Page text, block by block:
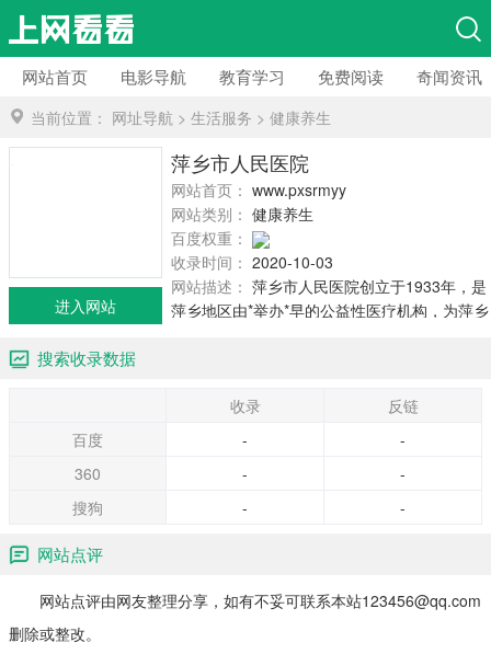
网站首页 电影导航 教育学习 免费阅读 奇闻资讯
当前位置： 网址导航 > 生活服务 > 健康养生
萍乡市人民医院
网站首页： www.pxsrmyy.cn
网站类别： 健康养生
百度权重：
收录时间： 2020-10-03
网站描述： 萍乡市人民医院创立于1933年，是
萍乡地区由*举办*早的公益性医疗机构，为萍乡
腔医院、萍乡市紧急救援中心落户本院，是本
进入网站
搜索收录数据
收录
反链
百度
-
-
360
-
-
搜狗
- -
网站点评
网站点评由网友整理分享，如有不妥可联系本站123456@qq.com
删除或整改。